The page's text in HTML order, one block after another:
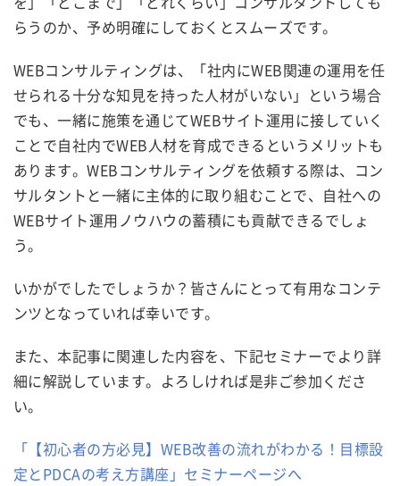
らうのか、予め明確にしておくとスムーズです。
WEBコンサルティングは、「社内にWEB関連の運用を任
せられる十分な知見を持った人材がいない 」という場合
でも、一緒に施策を通じてWEBサイト運用に接していく
ことで自社内でWEB人材を育成できるというメリットも
あります。WEBコンサルティングを依頼する際は、 コン
サルタントと一緒に主体的に取り組むことで、自社への
WEBサイト運用ノウハウの蓄積にも貢献できるでしょ
う。
いかがでしたでしょうか？皆さんにとって有用なコンテ
ンツとなっていれば幸いです。
また、本記事に関連した内容を、下記セミナーでより詳
細に解説しています。よろしければ是非ご参加くださ
い。
「【初心者の方必見】WEB改善の流れがわかる！目標設
定とPDCAの考え方講座」セミナーページへ